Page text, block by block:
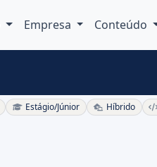
Empresa Conteúdo
Estágio/Júnior Híbrido